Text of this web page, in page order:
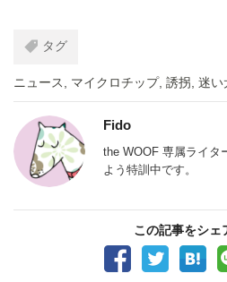
タグ
ニュース, マイクロチップ, 誘拐, 迷い
Fido
the WOOF 専属ライタ
よう特訓中です。
この記事をシェ